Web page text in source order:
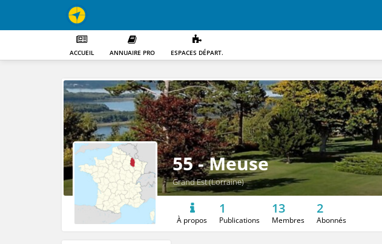
ACCUEIL ANNUAIRE PRO ESPACES DÉPART.
55 - Meuse
Grand Est (Lorraine)
À propos
1
Publications
13
Membres
2
Abonnés